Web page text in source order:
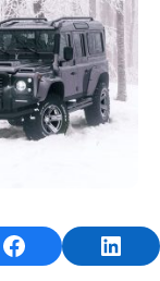
Share on Facebook